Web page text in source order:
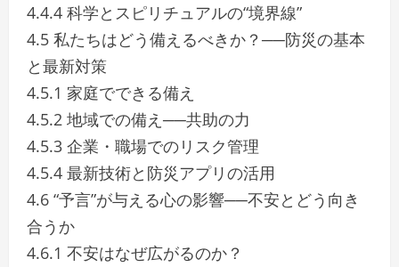
4.4.4 科学とスピリチュアルの“境界線”
4.5 私たちはどう備えるべきか？──防災の基本
と最新対策
4.5.1 家庭でできる備え
4.5.2 地域での備え──共助の力
4.5.3 企業・職場でのリスク管理
4.5.4 最新技術と防災アプリの活用
4.6 “予言”が与える心の影響──不安とどう向き
合うか
4.6.1 不安はなぜ広がるのか？